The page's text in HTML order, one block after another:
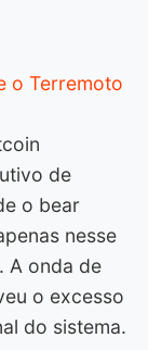
de
o bear
nesse
A onda de
o excesso
do sistema.